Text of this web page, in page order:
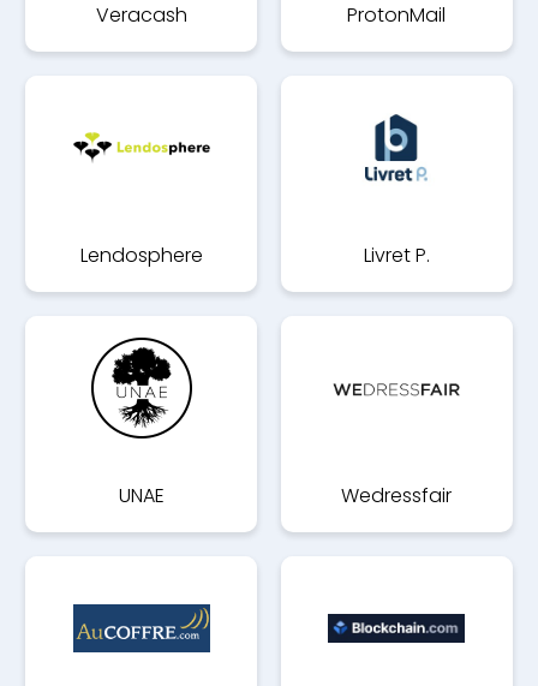
Veracash ProtonMail
Lendosphere Livret P.
UNAE Wedressfair